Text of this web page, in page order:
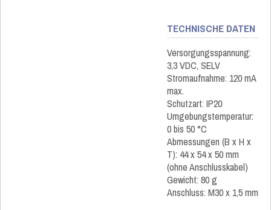
TECHNISCHE DATEN
Versorgungsspannung:
3,3 VDC, SELV
Stromaufnahme: 120 mA
max.
Schutzart: IP20
Umgebungstemperatur:
0 bis 50 °C
Abmessungen (B x H x
T): 44 x 54 x 50 mm
(ohne Anschlusskabel)
Gewicht: 80 g
Anschluss: M30 x 1,5 mm